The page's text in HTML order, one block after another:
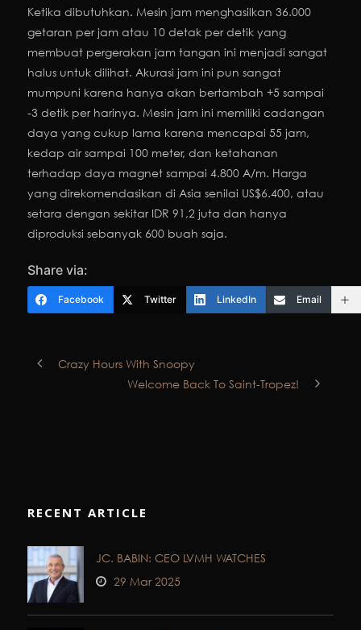
Ketika dibutuhkan. Mesin jam menghasilkan 36.000
getaran per jam atau 10 detak per detik yang
membuat pergerakan jam tangan ini menjadi sangat
halus untuk dilihat. Akurasi jam ini pun sangat
mumpuni karena hanya akan bertambah +5 sampai
-3 detik per harinya. Mesin jam ini memiliki cadangan
daya yang cukup lama karena mencapai 55 jam,
kedap air sampai 100 meter, dan ketahanan
terhadap daya magnet sampai 4.800 A/m. Harga
yang direkomendasikan di Asia senilai US$6.400, atau
setara dengan sekitar IDR 91,2 juta dan hanya
diproduksi sebanyak 600 buah saja.
Share via:
Facebook Twitter LinkedIn Email
Crazy Hours With Snoopy
Welcome Back To Saint-Tropez!
RECENT ARTICLE
JC. BABIN: CEO LVMH WATCHES
29 Mar 2025